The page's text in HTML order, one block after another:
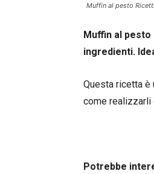
Muffin al pesto
Muffin al
ingredienti.
Questa ricetta è
come realizzarli
Potrebbe